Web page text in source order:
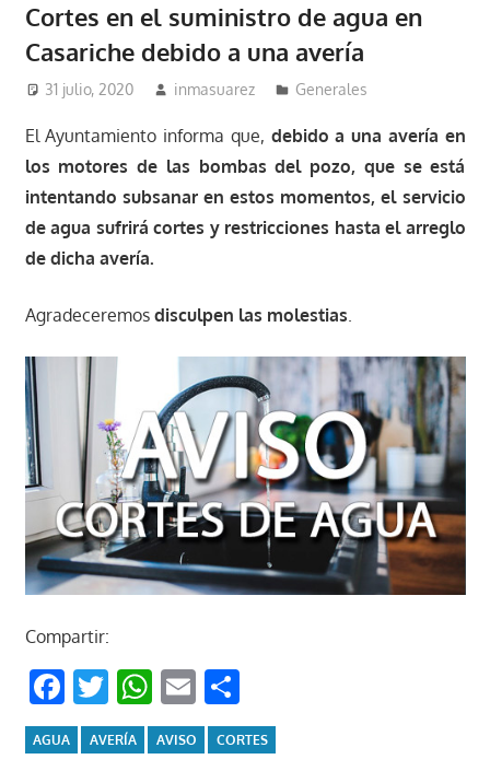
Cortes en el suministro de agua en
Casariche debido a una avería
31 julio, 2020 inmasuarez Generales
El Ayuntamiento informa que, debido a una avería en
los motores de las bombas del pozo, que se está
intentando subsanar en estos momentos, el servicio
de agua sufrirá cortes y restricciones hasta el arreglo
de dicha avería.
Agradeceremos disculpen las molestias
Compartir:
Facebook
Twitter
WhatsApp
EmailCompartir
AGUA AVERÍA AVISO CORTES